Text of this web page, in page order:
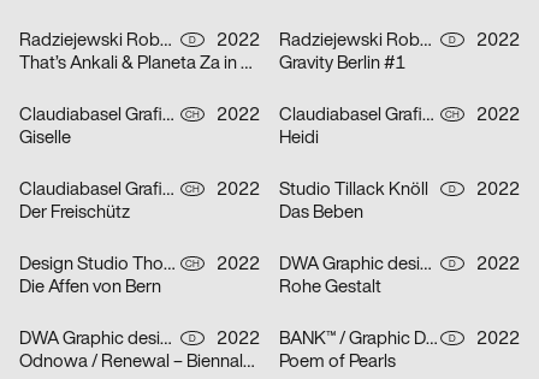
Radziejewski Robert, Michal Veltruský D
2022
That’s Ankali & Planeta Za in October ’22
Radziejewski Robert, Michal Veltruský D
2022
Gravity Berlin #1
Claudiabasel Grafik & Interaktion CH
2022
Giselle
Claudiabasel Grafik & Interaktion CH
2022
Heidi
Claudiabasel Grafik & Interaktion, Lucian Kunz CH
2022
Der Freischütz
Studio Tillack Knöll D
2022
Das Beben
Design Studio Thom Pfister CH
2022
Die Affen von Bern
DWA Graphic design department D
2022
Rohe Gestalt
DWA Graphic design department D
2022
Odnowa / Renewal – Biennale Zielona Góra 2022
BANK™ / Graphic Design Today D
2022
Poem of Pearls